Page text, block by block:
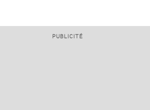
PUBLICITÉ